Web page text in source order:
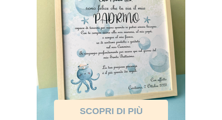
SCOPRI DI PIÙ